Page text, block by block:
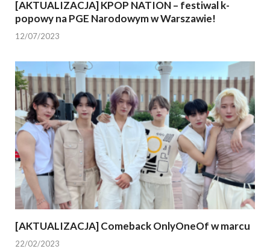
[AKTUALIZACJA] KPOP NATION – festiwal k-
popowy na PGE Narodowym w Warszawie!
12/07/2023
[AKTUALIZACJA] Comeback OnlyOneOf w marcu
22/02/2023